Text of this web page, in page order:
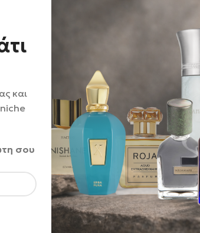
και
σου